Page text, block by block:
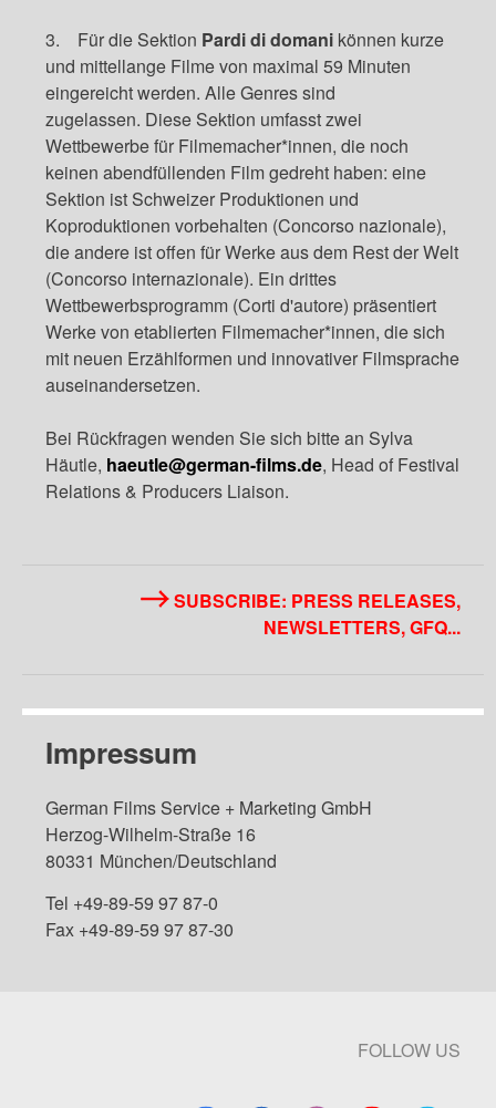
3. Für die Sektion Pardi di domanikönnen kurze
und mittellange Filme von maximal 59 Minuten
eingereicht werden. Alle Genres sind
zugelassen. Diese Sektion umfasst zwei
Wettbewerbe für Filmemacher*innen, die noch
keinen abendfüllenden Film gedreht haben: eine
Sektion ist Schweizer Produktionen und
Koproduktionen vorbehalten (Concorso nazionale),
die andere ist offen für Werke aus dem Rest der Welt
(Concorso internazionale). Ein drittes
Wettbewerbsprogramm (Corti d'autore) präsentiert
Werke von etablierten Filmemacher*innen, die sich
mit neuen Erzählformen und innovativer Filmsprache
auseinandersetzen.
Bei Rückfragen wenden Sie sich bitte an Sylva
Häutle, haeutle@german-films.de, Head of Festival
Relations & Producers Liaison.
SUBSCRIBE: PRESS RELEASES,
NEWSLETTERS, GFQ...
Impressum
German Films Service + Marketing GmbH
Herzog-Wilhelm-Straße 16
80331 München/Deutschland
Tel +49-89-59 97 87-0
Fax +49-89-59 97 87-30
FOLLOW US